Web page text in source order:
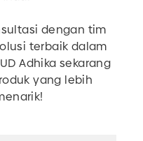
dengan tim
terbaik dalam
Adhika sekarang
yang lebih